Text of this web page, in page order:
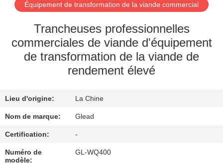
LE
SPECTACLE
VR
DE
NOUS
VISITE
Équipement de transformation de la viande commercial
Trancheuses professionnelles
commerciales de viande d'équipement
de transformation de la viande de
rendement élevé
Lieu d'origine: La Chine
Nom de marque: Glead
Certification: -
Numéro de
modèle:
GL-WQ400